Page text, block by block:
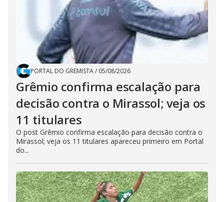
PORTAL DO GREMISTA/ 05/08/2026
Grêmio confirma escalação para
decisão contra o Mirassol; veja os
11 titulares
O post Grêmio confirma escalação para decisão contra o
Mirassol; veja os 11 titulares apareceu primeiro em Portal
do...